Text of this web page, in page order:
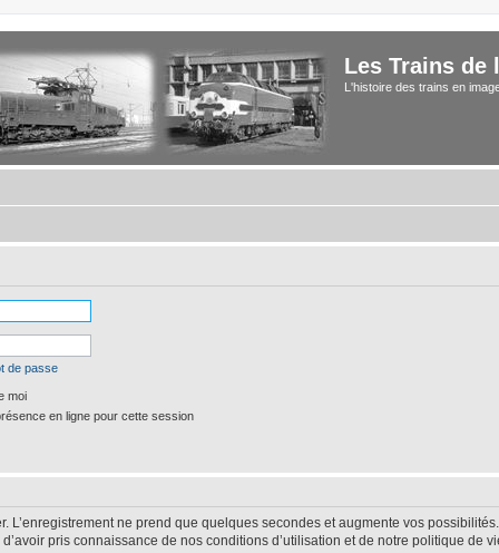
Les Trains de
L'histoire des trains en
de passe
moi
en ligne pour cette session
L’enregistrement ne prend que quelques secondes et augmente vos
pris connaissance de nos conditions d’utilisation et de notre politique de